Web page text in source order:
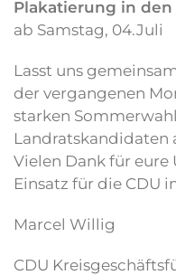
Plakatierung in
ab Samstag, 04.Juli
Lasst uns
der vergangenen
starken
Landratskandidaten
Vielen Dank für
Einsatz für die CDU
Marcel Willig
CDU